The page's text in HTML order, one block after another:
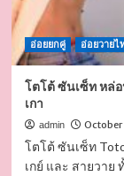
อ่อยยกคู่ อ่อยวายไ
โตโต้ ซันเซ็ท หล่
เกา
admin October
โตโต้ ซันเซ็ท
เกย์ และ สายวาย